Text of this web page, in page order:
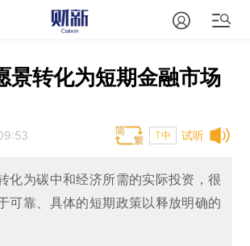
景转化为短期金融市场
试听
T中
化为碳中和经济所需的实际投资，很
可靠、具体的短期政策以释放明确的